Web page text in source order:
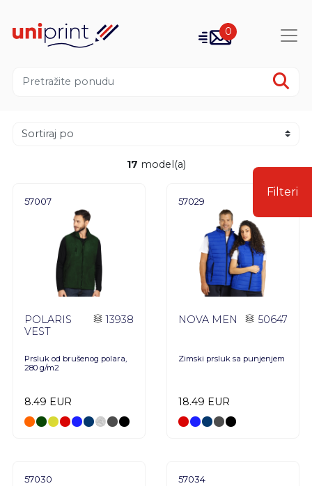
0
Filteri
17 model(a)
57007
POLARIS
VEST
13938
Prsluk od brušenog polara,
280 g/m2
8.49 EUR
57029
NOVA MEN 50647
Zimski prsluk sa punjenjem
18.49 EUR
57030 57034